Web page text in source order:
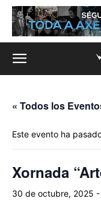
« Todos los
Este evento ha
Xornada
30 de octubre, 2025